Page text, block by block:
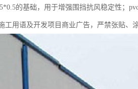
的基础，用于增强围挡抗风稳定性；
用语及开发项目商业广告，严禁张贴、